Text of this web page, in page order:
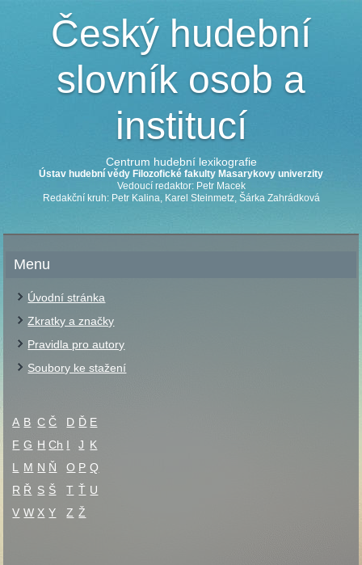
Český hudební
slovník osob a
institucí
Centrum hudební lexikografie
Ústav hudební vědy Filozofické fakulty Masarykovy univerzity
Vedoucí redaktor: Petr Macek
Redakční kruh: Petr Kalina, Karel Steinmetz, Šárka Zahrádková
Menu
Úvodní stránka
Zkratky a značky
Pravidla pro autory
Soubory ke stažení
A B C Č D Ď E
F G H Ch I J K
L
M N Ň O P Q
R Ř S Š T Ť U
V W X Y Z Ž